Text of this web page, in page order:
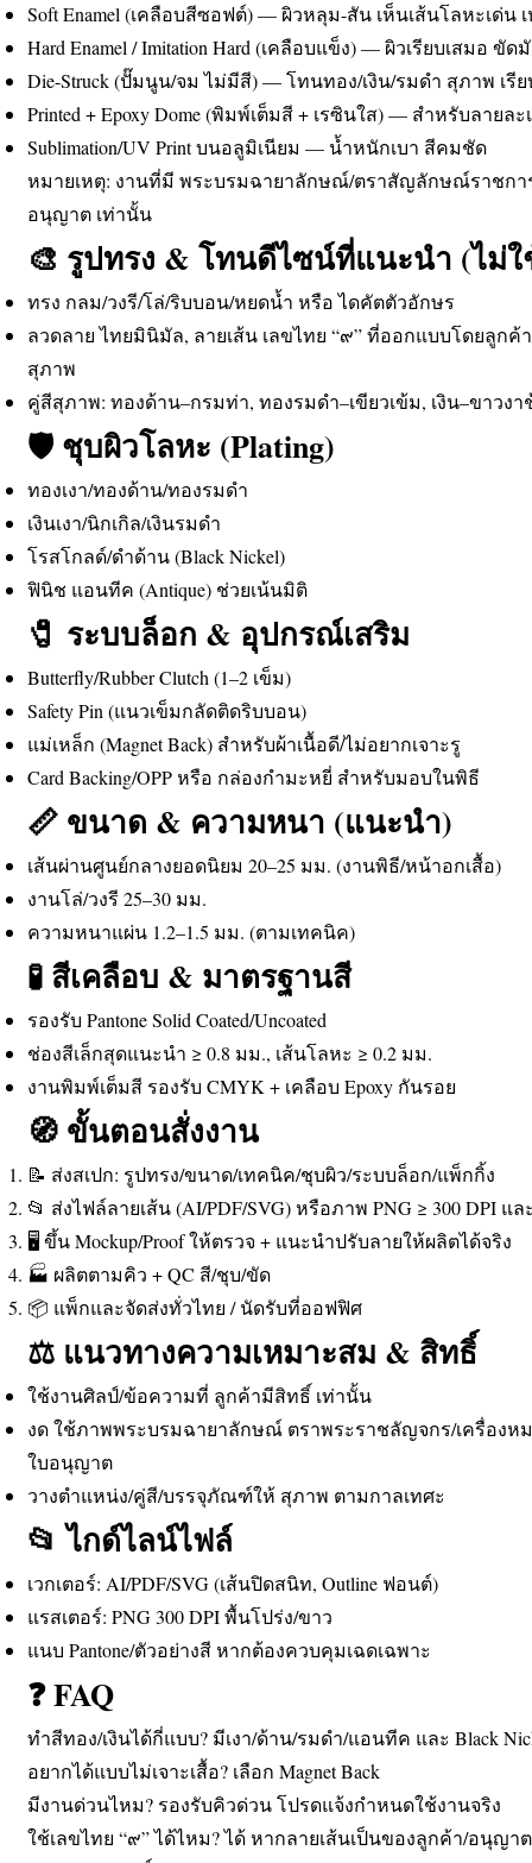
Soft Enamel (เคลือบสีซอฟต์) — ผิวหลุม-สัน เห็นเส้นโลหะเด่น
Hard Enamel / Imitation Hard (เคลือบแข็ง) — ผิวเรียบเสมอ ขัด
Die-Struck (ปั๊มนูน/จม ไม่มีสี) — โทนทอง/เงิน/รมดำ สุภาพ เรี
Printed + Epoxy Dome (พิมพ์เต็มสี + เรซินใส) — สำหรับลายล
Sublimation/UV Print บนอลูมิเนียม — น้ำหนักเบา สีคมชัด
หมายเหตุ: งานที่มี พระบรมฉายาลักษณ์/ตราสัญลักษณ์ราชกา
อนุญาต เท่านั้น
🎨 รูปทรง & โทนดีไซน์ที่แนะนำ (ไม่
ทรง กลม/วงรี/โล่/ริบบอน/หยดน้ำ หรือ ไดคัตตัวอักษร
ลวดลาย ไทยมินิมัล, ลายเส้น เลขไทย “๙” ที่ออกแบบโดยลูกค้
สุภาพ
คู่สีสุภาพ: ทองด้าน–กรมท่า, ทองรมดำ–เขียวเข้ม, เงิน–ขาวงา
🛡️ ชุบผิวโลหะ (Plating)
ทองเงา/ทองด้าน/ทองรมดำ
เงินเงา/นิกเกิล/เงินรมดำ
โรสโกลด์/ดำด้าน (Black Nickel)
ฟินิช แอนทีค (Antique) ช่วยเน้นมิติ
🧷 ระบบล็อก & อุปกรณ์เสริม
Butterfly/Rubber Clutch (1–2 เข็ม)
Safety Pin (แนวเข็มกลัดติดริบบอน)
แม่เหล็ก (Magnet Back) สำหรับผ้าเนื้อดี/ไม่อยากเจาะรู
Card Backing/OPP หรือ กล่องกำมะหยี่ สำหรับมอบในพิธี
📏 ขนาด & ความหนา (แนะนำ)
เส้นผ่านศูนย์กลางยอดนิยม 20–25 มม. (งานพิธี/หน้าอกเสื้อ)
งานโล่/วงรี 25–30 มม.
ความหนาแผ่น 1.2–1.5 มม. (ตามเทคนิค)
🧪 สีเคลือบ & มาตรฐานสี
รองรับ Pantone Solid Coated/Uncoated
ช่องสีเล็กสุดแนะนำ ≥ 0.8 มม., เส้นโลหะ ≥ 0.2 มม.
งานพิมพ์เต็มสี รองรับ CMYK + เคลือบ Epoxy กันรอย
🧭 ขั้นตอนสั่งงาน
📝 ส่งสเปก: รูปทรง/ขนาด/เทคนิค/ชุบผิว/ระบบล็อก/แพ็กกิ้ง
📂 ส่งไฟล์ลายเส้น (AI/PDF/SVG) หรือภาพ PNG ≥ 300 DPI แ
🖥️ ขึ้น Mockup/Proof ให้ตรวจ + แนะนำปรับลายให้ผลิตได้จริง
🏭 ผลิตตามคิว + QC สี/ชุบ/ขัด
📦 แพ็กและจัดส่งทั่วไทย / นัดรับที่ออฟฟิศ
⚖️ แนวทางความเหมาะสม & สิทธิ์
ใช้งานศิลป์/ข้อความที่ ลูกค้ามีสิทธิ์ เท่านั้น
งด ใช้ภาพพระบรมฉายาลักษณ์ ตราพระราชลัญจกร/เครื่องห
ใบอนุญาต
วางตำแหน่ง/คู่สี/บรรจุภัณฑ์ให้ สุภาพ ตามกาลเทศะ
📂 ไกด์ไลน์ไฟล์
เวกเตอร์: AI/PDF/SVG (เส้นปิดสนิท, Outline ฟอนต์)
แรสเตอร์: PNG 300 DPI พื้นโปร่ง/ขาว
แนบ Pantone/ตัวอย่างสี หากต้องควบคุมเฉดเฉพาะ
❓ FAQ
ทำสีทอง/เงินได้กี่แบบ? มีเงา/ด้าน/รมดำ/แอนทีค และ Black
อยากได้แบบไม่เจาะเสื้อ? เลือก Magnet Back
มีงานด่วนไหม? รองรับคิวด่วน โปรดแจ้งกำหนดใช้งานจริง
ใช้เลขไทย “๙” ได้ไหม? ได้ หากลายเส้นเป็นของลูกค้า/อนุญา